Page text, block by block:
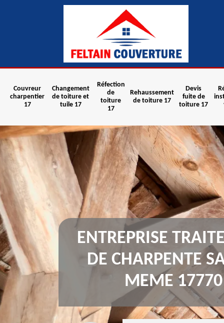
Couvreur
charpentier
17
Changement
de toiture et
tuile 17
Réfection
de
toiture
17
Rehaussement
de toiture 17
Devis
fuite de
toiture 17
ENTREPRISE
DE CHARPENTE
MEME 17770